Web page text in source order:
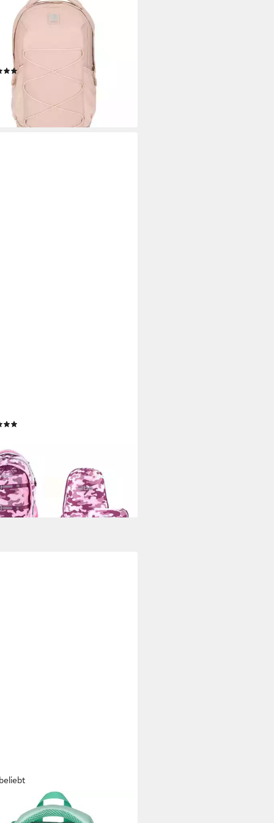
Aero 2.0
mit vielen Fächern (1-
Polsterung,
& wasserabweisend
€
- in 2-3 Werktagen bei dir
- in 2-3 Werktagen bei dir
Active Pro